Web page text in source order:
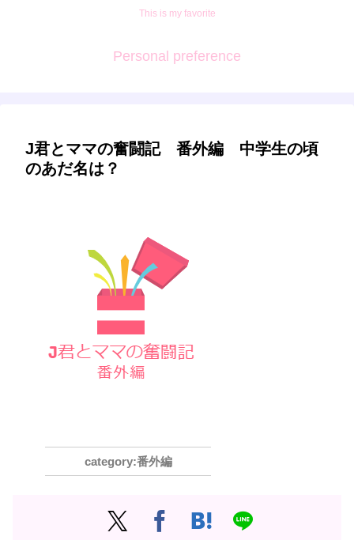
This is my favorite
Personal preference
J君とママの奮闘記 番外編 中学生の頃
のあだ名は？
番外編